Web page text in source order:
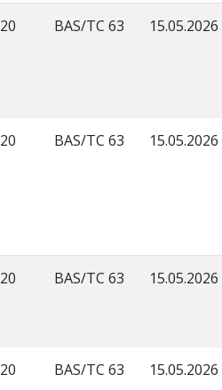
BAS/TC 63 15.05.2026
BAS/TC 63 15.05.2026
BAS/TC 63 15.05.2026
BAS/TC 63 15.05.2026